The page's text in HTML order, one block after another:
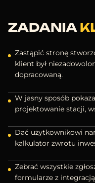
ZADANIA
Zastąpić stronę
klient był
dopracowaną.
W jasny sposób
projektowanie stacji,
Dać użytkownikowi
kalkulator zwrotu
Zebrać wszystkie
formularze z